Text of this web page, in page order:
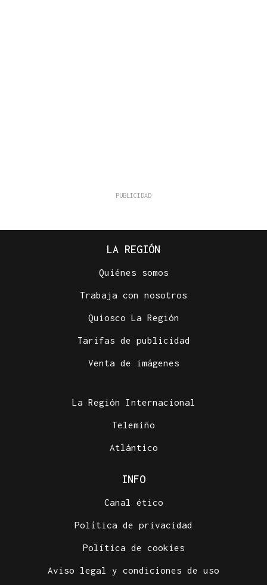
LA REGIÓN
Quiénes somos
Trabaja con nosotros
Quiosco La Región
Tarifas de publicidad
Venta de imágenes
La Región Internacional
Telemiño
Atlántico
INFO
Canal ético
Política de privacidad
Política de cookies
Aviso legal y condiciones de uso